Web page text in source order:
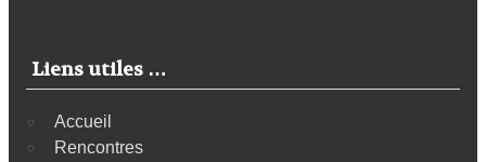
Liens utiles …
Accueil
Rencontres